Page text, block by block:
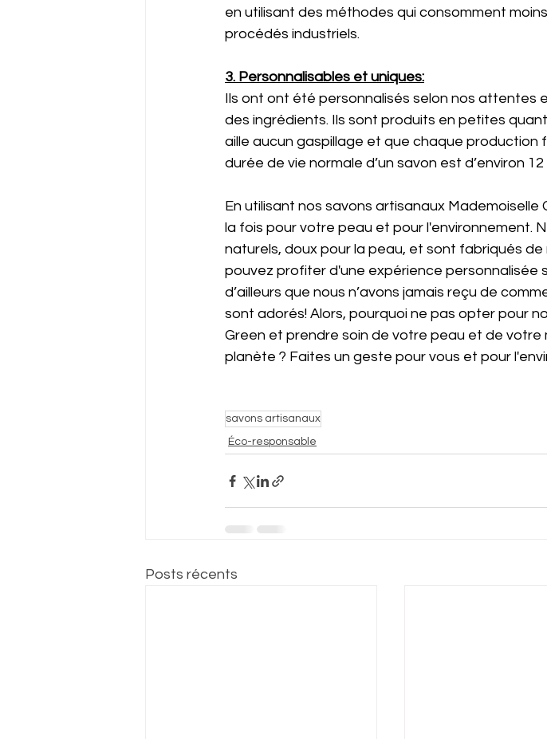
en utilisant des méthodes qui consomment
procédés industriels.
3. Personnalisables et uniques:
Ils ont ont été personnalisés selon nos attentes
des ingrédients. Ils sont produits en petites
aille aucun gaspillage et que chaque production
durée de vie normale d’un savon est d’environ 12
En utilisant nos savons artisanaux
la fois pour votre peau et pour l'environnement.
naturels, doux pour la peau, et sont fabriqués
pouvez profiter d'une expérience personnalisée
d’ailleurs que nous n’avons jamais reçu de
sont adorés! Alors, pourquoi ne pas opter pour
Green et prendre soin de votre peau et de
planète ? Faites un geste pour vous et pour
savons artisanaux
Éco-responsable
Posts récents